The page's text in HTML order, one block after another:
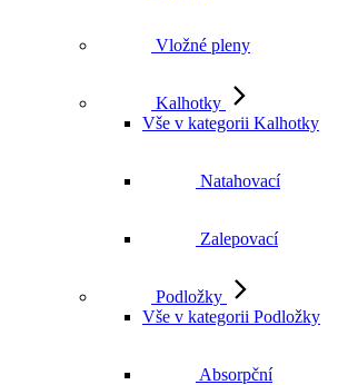
Vložné pleny
Kalhotky
Vše v kategorii Kalhotky
Natahovací
Zalepovací
Podložky
Vše v kategorii Podložky
Absorpční